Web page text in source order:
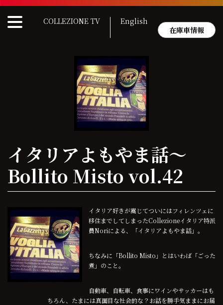
Skip
content
COLLEZIONE TV
English
在庫車情報
イタリアよもやま話〜
Bollito Misto vol.42
イタリア好きが嵩じてついにはフィレンツェに
移住までしてしまったCollezioneイタリア特派
員Noriによる、「イタリアよもやま話」。
ちなみに「Bollito Misto」とはいわば「ごった
煮」のこと。
自動車、自転車、食事にワインやサッカーはも
ちろん、たまには真面目な社会的な？お話を勝手気ままにお届